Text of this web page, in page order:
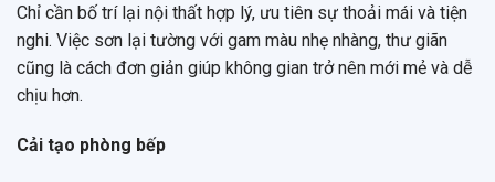
Chỉ cần bố trí lại nội thất hợp lý, ưu tiên sự thoải mái và tiện
nghi. Việc sơn lại tường với gam màu nhẹ nhàng, thư giãn
cũng là cách đơn giản giúp không gian trở nên mới mẻ và dễ
chịu hơn.
Cải tạo phòng bếp